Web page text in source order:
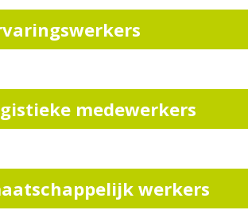
medewerkers
werkers